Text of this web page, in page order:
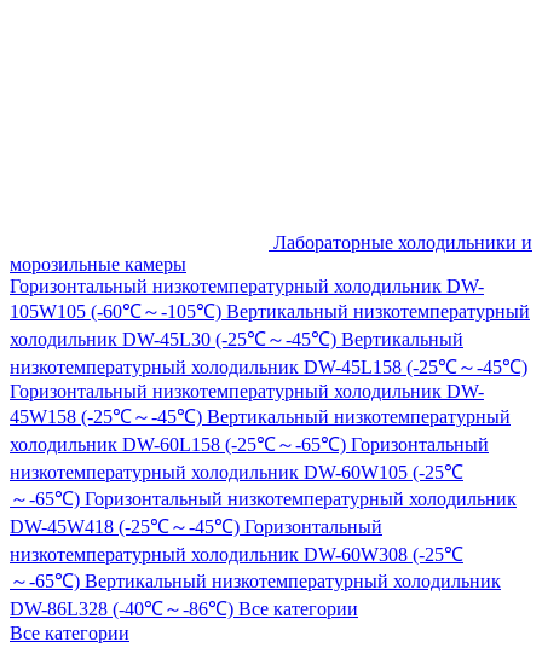
Лабораторные холодильники и
морозильные камеры
Горизонтальный низкотемпературный холодильник DW-
105W105 (-60℃～-105℃) Вертикальный низкотемпературный
холодильник DW-45L30 (-25℃～-45℃) Вертикальный
низкотемпературный холодильник DW-45L158 (-25℃～-45℃)
Горизонтальный низкотемпературный холодильник DW-
45W158 (-25℃～-45℃) Вертикальный низкотемпературный
холодильник DW-60L158 (-25℃～-65℃) Горизонтальный
низкотемпературный холодильник DW-60W105 (-25℃
～-65℃) Горизонтальный низкотемпературный холодильник
DW-45W418 (-25℃～-45℃) Горизонтальный
низкотемпературный холодильник DW-60W308 (-25℃
～-65℃) Вертикальный низкотемпературный холодильник
DW-86L328 (-40℃～-86℃) Все категории
Все категории